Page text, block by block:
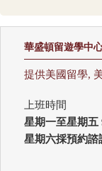
Educational
Electrical Engineering
EMBA 2025
Entrepreneurship 2025
華盛頓留遊學中
提供美國留學,
上班時間
星期一至星期
星期六採預約